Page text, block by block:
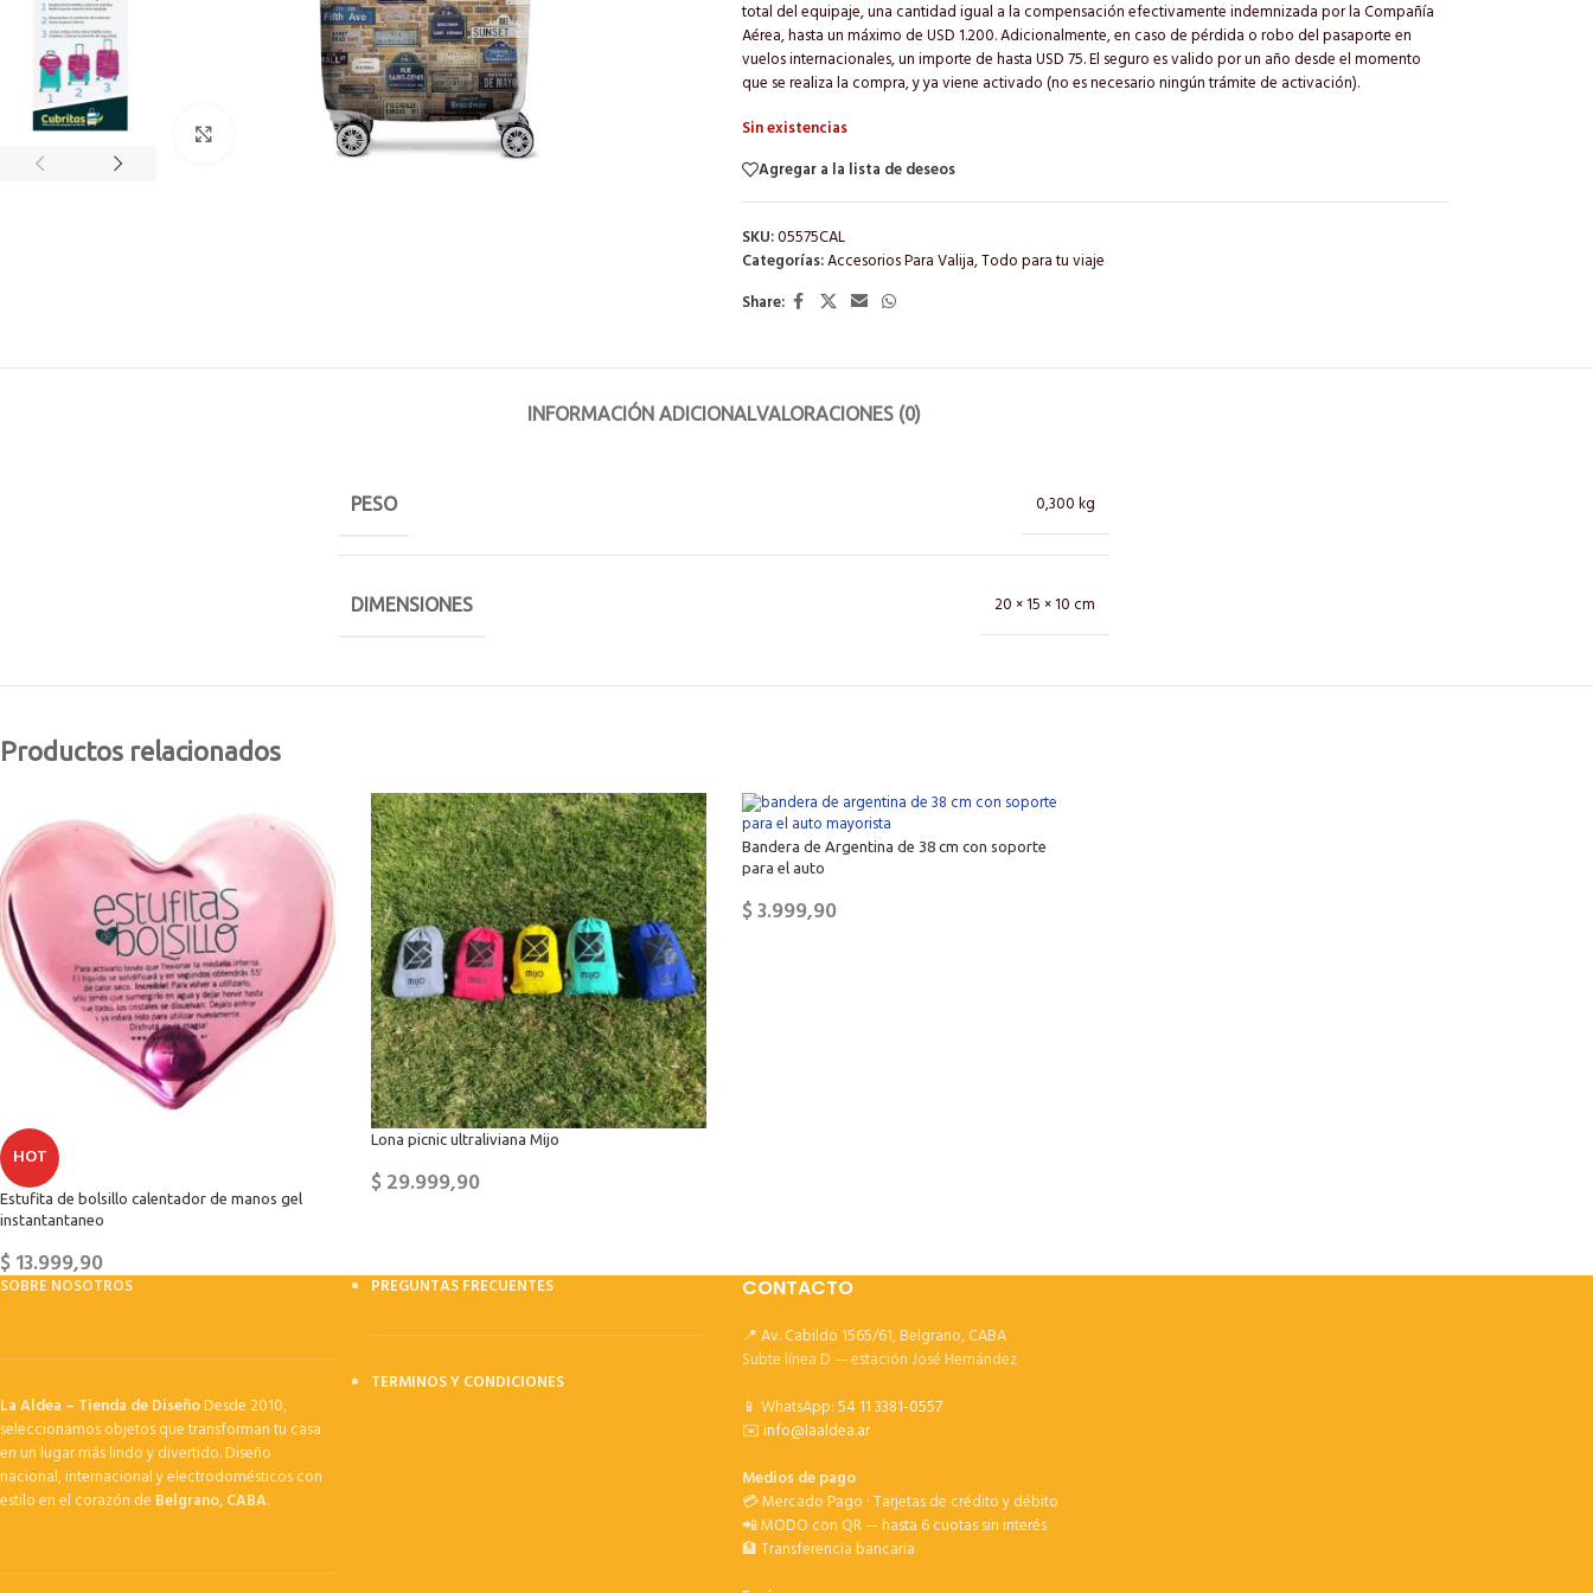
Click to enlarge
total del equipaje, una cantidad igual a la compensación efectivamente indemnizada por la Compañía
Aérea, hasta un máximo de USD 1.200. Adicionalmente, en caso de pérdida o robo del pasaporte en
vuelos internacionales, un importe de hasta USD 75. El seguro es valido por un año desde el momento
que se realiza la compra, y ya viene activado (no es necesario ningún trámite de activación).
Sin existencias
Agregar a la lista de deseos
SKU:05575CAL
Categorías:Accesorios Para Valija,Todo para tu viaje
Share:
INFORMACIÓN ADICIONALVALORACIONES (0)
PESO 0,300 kg
DIMENSIONES 20 × 15 × 10 cm
Productos relacionados
HOT
Estufita de bolsillo calentador de manos gel
instantantaneo
$13.999,90
Lona picnic ultraliviana Mijo
$29.999,90
Bandera de Argentina de 38 cm con soporte
para el auto
$3.999,90
SOBRE NOSOTROS
La Aldea – Tienda de DiseñoDesde 2010,
seleccionamos objetos que transforman tu casa
en un lugar más lindo y divertido. Diseño
nacional, internacional y electrodomésticos con
estilo en el corazón de Belgrano, CABA.
PREGUNTAS FRECUENTES
TERMINOS Y CONDICIONES
CONTACTO
📍 Av. Cabildo 1565/61, Belgrano, CABA
Subte línea D — estación José Hernández
📱 WhatsApp:54 11 3381-0557
✉️info@laaldea.ar
Medios de pago
💳 Mercado Pago · Tarjetas de crédito y débito
📲 MODO con QR — hasta 6 cuotas sin interés
🏦 Transferencia bancaria